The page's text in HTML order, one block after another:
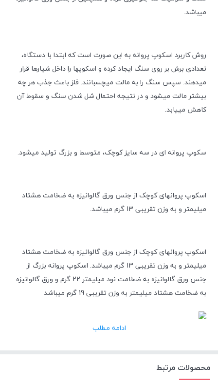
میباشد.
روش کاربرد اسکوپ پروانه به این صورت است که ابتدا با دستگاه،
تعدادی برش بر روی سنگ ایجاد کرده و اسکوپها را داخل شیارها قرار
میدهند. سپس سنگ را به مالت میچسبانند. فلز باعث جذب هر چه
بیشتر مالت میشود و در نتیجه احتمال شل شدن سنگ و سقوط آن
کاهش مییابد.
سکوپ پروانه ای در سه سایز کوچک، متوسط و بزرگ تولید میشود.
اسکوپ پروانهای کوچک از جنس ورق گالوانیزه به ضخامت هشتاد
میلیمتر و به وزن تقریبی 13 گرم میباشد.
اسکوپ پروانهای کوچک از جنس ورق گالوانیزه به ضخامت هشتاد
میلیمتر و به وزن تقریبی 13 گرم میباشد. اسکوپ پروانه بزرگ از
جنس ورق گالوانیزه به ضخامت نود میلیمتر 22 گرم و ورق گالوانیزه
به ضخامت هشتاد میلیمتر به وزن تقریبی 19 گرم میباشد
ادامه مطلب
محصولات مرتبط